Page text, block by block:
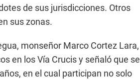
de sus jurisdicciones. Otros
sus zonas.
monseñor Marco Cortez Lara,
en los Vía Crucis y señaló que se
en el cual participan no solo